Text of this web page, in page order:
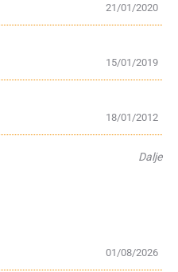
21/01/2020
15/01/2019
18/01/2012
Dalje
01/08/2026